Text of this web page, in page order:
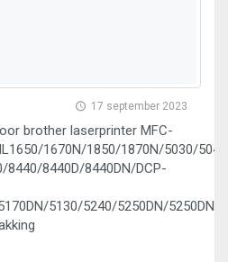
17 september 2023
brother laserprinter MFC-
1670N/1850/1870N/5030/
8440/8440D/8440DN/DCP-
5130/5240/5250DN/